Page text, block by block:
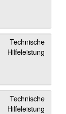
Technische
Hilfeleistung
Technische
Hilfeleistung